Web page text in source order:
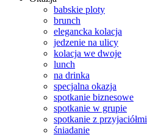
babskie ploty
brunch
elegancka kolacja
jedzenie na ulicy
kolacja we dwoje
lunch
na drinka
specjalna okazja
spotkanie biznesowe
spotkanie w grupie
spotkanie z przyjaciółmi
śniadanie